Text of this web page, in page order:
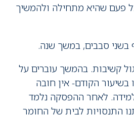
פעם שהיא מתחילה ולהמשיך
סבבים, במשך שנה.
קשיבות. בהמשך עוברים על
בשיעור הקודם- אין חובה
לאחר ההפסקה נלמד
התנסויות לבית של החומר